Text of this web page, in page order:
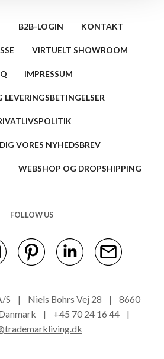
B2B-LOGIN KONTAKT
VIRTUELT SHOWROOM
IMPRESSUM
LEVERINGSBETINGELSER
VORES NYHEDSBREV
WEBSHOP OG DROPSHIPPING
FOLLOW US
S | Niels Bohrs Vej 28 | 8660
| +45 70 24 16 44 |